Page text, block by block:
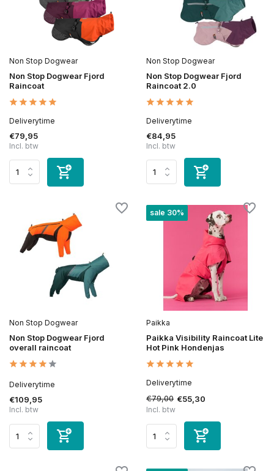
Non Stop Dogwear
Non Stop Dogwear Fjord
Raincoat
Deliverytime
€79,95
Incl. btw
Non Stop Dogwear
Non Stop Dogwear Fjord
Raincoat 2.0
Deliverytime
€84,95
Incl. btw
Non Stop Dogwear
Non Stop Dogwear Fjord
overall raincoat
Deliverytime
€109,95
Incl. btw
sale 30%
Paikka
Paikka Visibility Raincoat Lite
Hot Pink Hondenjas
Deliverytime
€79,00 €55,30
Incl. btw